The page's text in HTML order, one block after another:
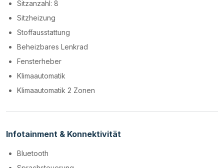
Sitzanzahl: 8
Sitzheizung
Stoffausstattung
Beheizbares Lenkrad
Fensterheber
Klimaautomatik
Klimaautomatik 2 Zonen
Infotainment & Konnektivität
Bluetooth